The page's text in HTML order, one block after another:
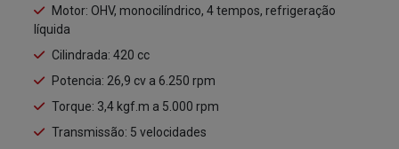
Motor: OHV, monocilíndrico, 4 tempos, refrigeração
líquida
Cilindrada: 420 cc
Potencia: 26,9 cv a 6.250 rpm
Torque: 3,4 kgf.m a 5.000 rpm
Transmissão: 5 velocidades